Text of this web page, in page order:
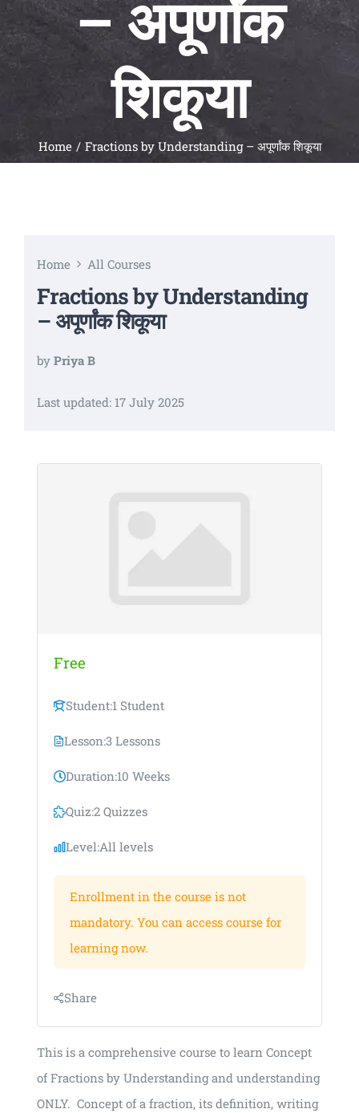
Universal
Active
Store
– अपूर्णांक
शिकूया
Home Fractions by Understanding – अपूर्णांक शिकूया
Home All Courses
Fractions by Understanding
– अपूर्णांक शिकूया
by Priya B
Last updated: 17 July 2025
This is a comprehensive course to learn Concept
of Fractions by Understanding and understanding
ONLY. Concept of a fraction, its definition, writing
Free
Student:1 Student
Lesson:3 Lessons
Duration:10 Weeks
Quiz:2 Quizzes
Level:All levels
Enrollment in the course is not
mandatory. You can access course for
learning now.
Share